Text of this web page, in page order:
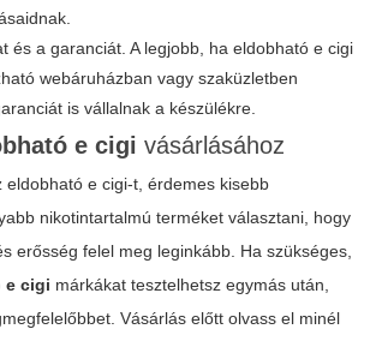
és a garanciát. A legjobb, ha eldobható e cigi
webáruházban vagy szaküzletben
is vállalnak a készülékre.
e cigi vásárlásához
eldobható e cigi-t, érdemes kisebb
nikotintartalmú terméket választani, hogy
erősség felel meg leginkább. Ha szükséges,
e cigi márkákat tesztelhetsz egymás után,
Vásárlás előtt olvass el minél